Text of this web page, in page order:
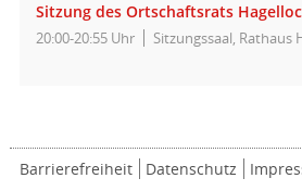
Sitzung des Ortschaftsrats
20:00-20:55 Uhr Sitzungssaal, Rathaus
Barrierefreiheit Datenschutz